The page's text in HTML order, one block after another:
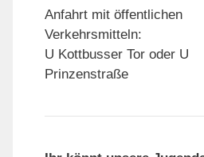
Anfahrt mit öffentlichen
Verkehrsmitteln:
U Kottbusser Tor oder U
Prinzenstraße